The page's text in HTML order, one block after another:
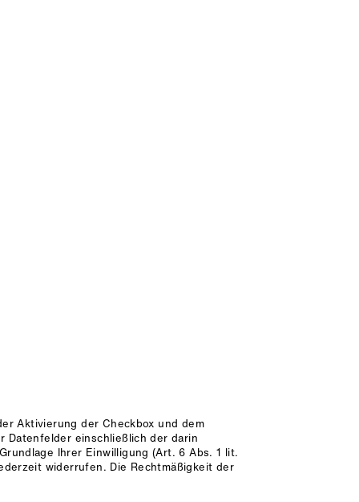
Aktivierung der Checkbox und dem
Datenfelder einschließlich der darin
Ihrer Einwilligung (Art. 6 Abs. 1 lit.
widerrufen. Die Rechtmäßigkeit der